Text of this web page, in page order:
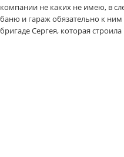
компании не каких не имею, в
баню и гараж обязательно к
бригаде Сергея, которая